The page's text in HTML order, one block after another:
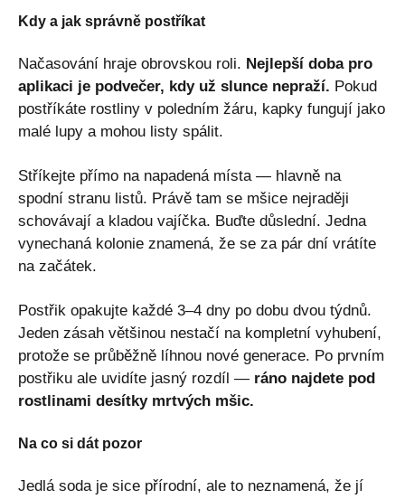
Kdy a jak správně postříkat
Načasování hraje obrovskou roli. Nejlepší doba pro
aplikaci je podvečer, kdy už slunce nepraží. Pokud
postříkáte rostliny v poledním žáru, kapky fungují jako
malé lupy a mohou listy spálit.
Stříkejte přímo na napadená místa — hlavně na
spodní stranu listů. Právě tam se mšice nejraději
schovávají a kladou vajíčka. Buďte důslední. Jedna
vynechaná kolonie znamená, že se za pár dní vrátíte
na začátek.
Postřik opakujte každé 3–4 dny po dobu dvou týdnů.
Jeden zásah většinou nestačí na kompletní vyhubení,
protože se průběžně líhnou nové generace. Po prvním
postřiku ale uvidíte jasný rozdíl — ráno najdete pod
rostlinami desítky mrtvých mšic.
Na co si dát pozor
Jedlá soda je sice přírodní, ale to neznamená, že jí